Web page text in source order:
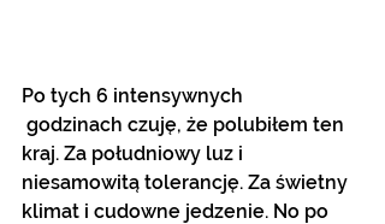
Po tych 6 intensywnych
kraj. Za południowy luz i
niesamowitą tolerancję. Za świetny
klimat i cudowne jedzenie. No po